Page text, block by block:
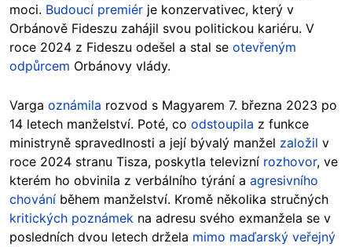
moci. Budoucí premiér je konzervativec, který v
Orbánově Fideszu zahájil svou politickou kariéru. V
roce 2024 z Fideszu odešel a stal se otevřeným
odpůrcem Orbánovy vlády.
Varga oznámila rozvod s Magyarem 7. března 2023 po
14 letech manželství. Poté, co odstoupila z funkce
ministryně spravedlnosti a její bývalý manžel založil v
roce 2024 stranu Tisza, poskytla televizní rozhovor, ve
kterém ho obvinila z verbálního týrání a agresivního
chování během manželství. Kromě několika stručných
kritických poznámek na adresu svého exmanžela se v
posledních dvou letech držela mimo maďarský veřejný